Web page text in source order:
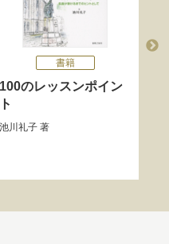
書籍
100のレッスンポイン
ト
池川礼子著